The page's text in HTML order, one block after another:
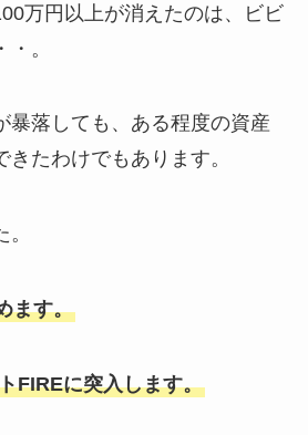
万円以上が消えたのは、ビビ
。
暴落しても、ある程度の資産
たわけでもあります。
ます。
FIREに突入します。